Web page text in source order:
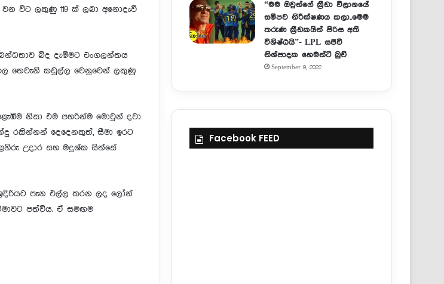
විට ලකුණු 119 ක් ලබා අනොදැවී
බිද දැමීමට එංගලන්තය
තෙවැනි කඩුල්ල වෙනුවෙන් ලකුණු
නිසා එම පහරින්ම මොවුන් දවා
රකින්නන් දෙදෙනකුත්, සීමා ඉරට
උදාර සහ මදුශ්ක සිත්සේ
පැන එල්ල කරන ලද ලෝන්
පත්විය. ඒ සමඟම
“මම ඔවුන්ගේ ක්‍රීඩා විලාශයේ
සමීපව නිරීක්ෂණය කලා..මෙම
තරුණ ක්‍රීඩකයින් පිරිස අති
විශිෂ්ඨයි”- LPL සජීවී
නිශ්පාදක හෙමන්ට් බුච්
September 9, 2022
Facebook FEED